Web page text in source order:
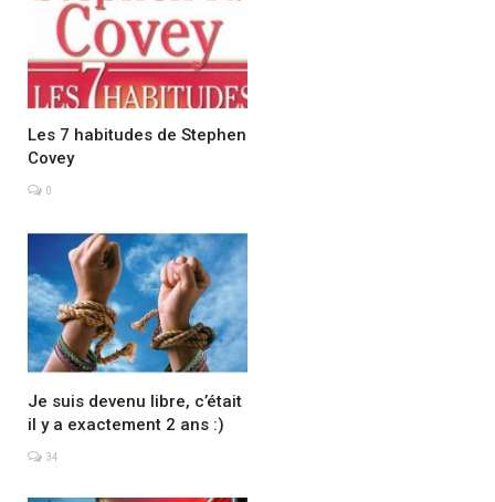
Les 7 habitudes de Stephen
Covey
0
Je suis devenu libre, c’était
il y a exactement 2 ans :)
34